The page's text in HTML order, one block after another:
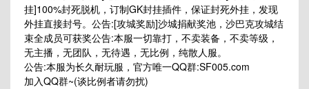
挂]100%封死脱机，订制GK封挂插件，保证封死外挂，发现
外挂直接封号。公告:[攻城奖励]沙城捐献奖池，沙巴克攻城结
束全成员可获奖公告:本服一切靠打，不卖装备，不卖等级，
无主播，无团队，无待遇，无比例，纯散人服。
公告:本服为长久耐玩服，官方唯一QQ群:SF005.com
加入QQ群~(谈比例者请勿扰)